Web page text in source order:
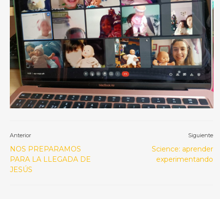
Anterior
NOS PREPARAMOS
PARA LA LLEGADA DE
JESÚS
Siguiente
Science: aprender
experimentando